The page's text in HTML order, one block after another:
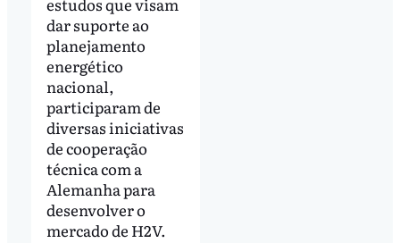
dar suporte ao
planejamento
energético
nacional,
participaram de
diversas iniciativas
de cooperação
técnica com a
Alemanha para
desenvolver o
mercado de H2V.